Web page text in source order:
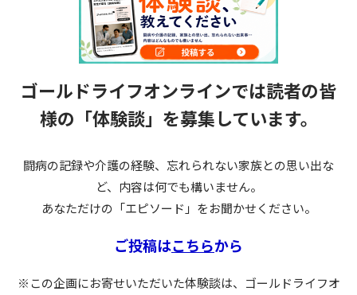
ゴールドライフオンラインでは読者の皆
様の 「体験談」を募集しています。
闘病の記録や介護の経験、忘れられない家族との思い出な
ど、内容は何でも構いません。
あなただけの「エピソード」をお聞かせください。
ご投稿はこちらから
※この企画にお寄せいただいた体験談は、ゴールドライフオ